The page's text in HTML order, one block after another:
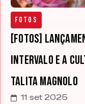
Fotos
[FOTOS]
Intervalo e a
Talita Magnolo
11 set 2025